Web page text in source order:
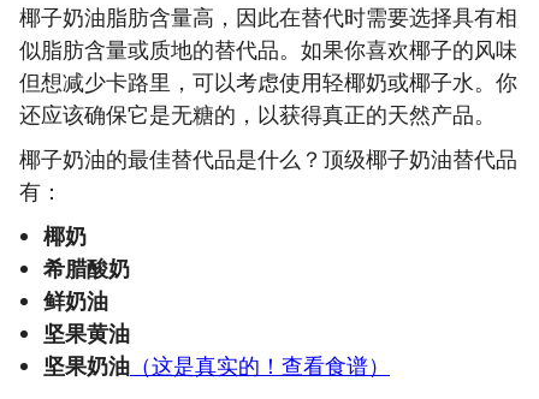
椰子奶油脂肪含量高，因此在替代时需要选择具有相
似脂肪含量或质地的替代品。如果你喜欢椰子的风味
但想减少卡路里，可以考虑使用轻椰奶或椰子水。你
还应该确保它是无糖的，以获得真正的天然产品。
椰子奶油的最佳替代品是什么？顶级椰子奶油替代品
有：
椰奶
希腊酸奶
鲜奶油
坚果黄油
坚果奶油 （这是真实的！查看食谱）